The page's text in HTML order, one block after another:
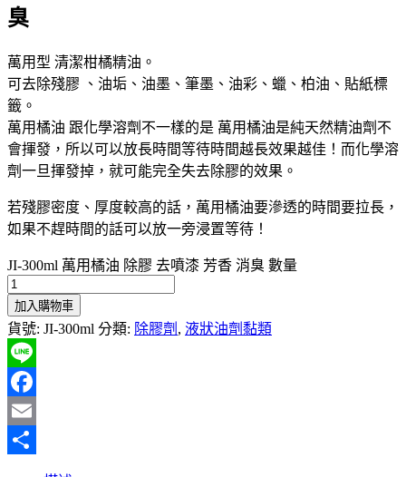
臭
萬用型 清潔柑橘精油。
可去除殘膠 、油垢、油墨、筆墨、油彩、蠟、柏油、貼紙標
籤。
萬用橘油 跟化學溶劑不一樣的是 萬用橘油是純天然精油劑不
會揮發，所以可以放長時間等待時間越長效果越佳！而化學溶
劑一旦揮發掉，就可能完全失去除膠的效果。
若殘膠密度、厚度較高的話，萬用橘油要滲透的時間要拉長，
如果不趕時間的話可以放一旁浸置等待！
JI-300ml 萬用橘油 除膠 去噴漆 芳香 消臭 數量
加入購物車
貨號: JI-300ml 分類: 除膠劑 , 液狀油劑黏類
Line
Facebook
Email